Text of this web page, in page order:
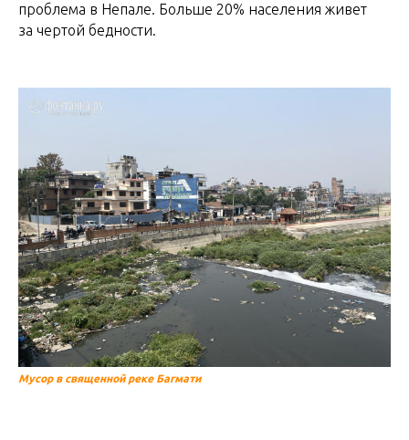
проблема в Непале. Больше 20% населения живет
за чертой бедности.
Мусор в священной реке Багмати